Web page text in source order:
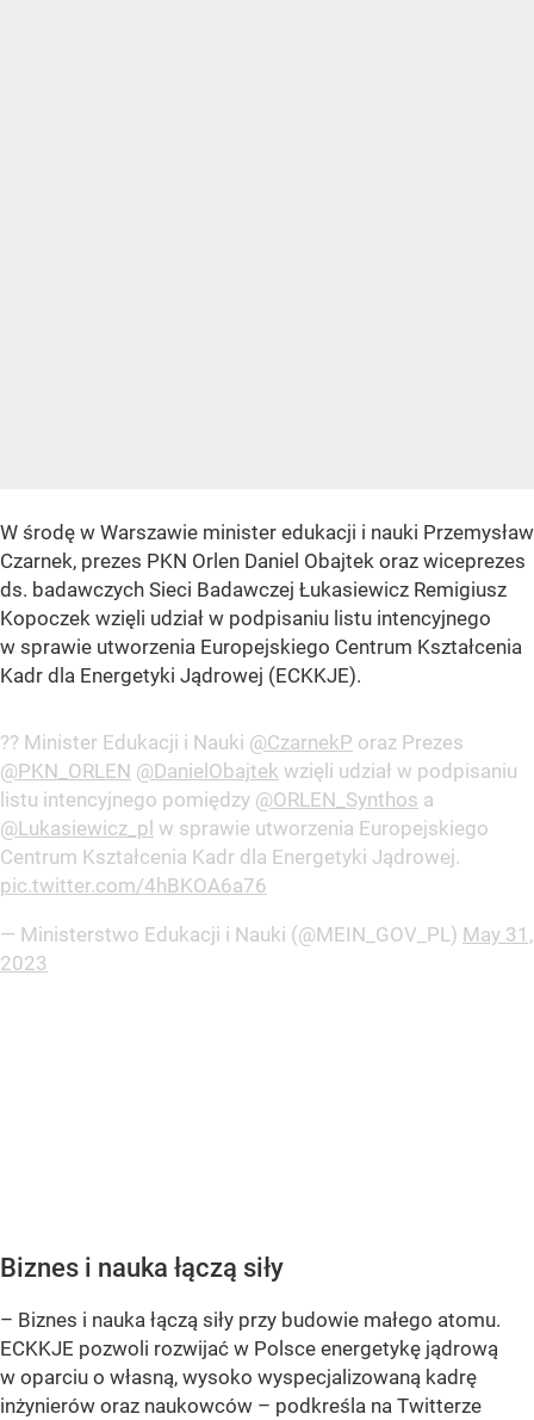
W środę w Warszawie minister edukacji i nauki Przemysław
Czarnek, prezes PKN Orlen Daniel Obajtek oraz wiceprezes
ds. badawczych Sieci Badawczej Łukasiewicz Remigiusz
Kopoczek wzięli udział w podpisaniu listu intencyjnego
w sprawie utworzenia Europejskiego Centrum Kształcenia
Kadr dla Energetyki Jądrowej (ECKKJE).
?? Minister Edukacji i Nauki @CzarnekP oraz Prezes
@PKN_ORLEN @DanielObajtek wzięli udział w podpisaniu
listu intencyjnego pomiędzy @ORLEN_Synthos a
@Lukasiewicz_pl w sprawie utworzenia Europejskiego
Centrum Kształcenia Kadr dla Energetyki Jądrowej.
pic.twitter.com/4hBKOA6a76
— Ministerstwo Edukacji i Nauki (@MEIN_GOV_PL) May 31,
2023
Biznes i nauka łączą siły
– Biznes i nauka łączą siły przy budowie małego atomu.
ECKKJE pozwoli rozwijać w Polsce energetykę jądrową
w oparciu o własną, wysoko wyspecjalizowaną kadrę
inżynierów oraz naukowców – podkreśla na Twitterze